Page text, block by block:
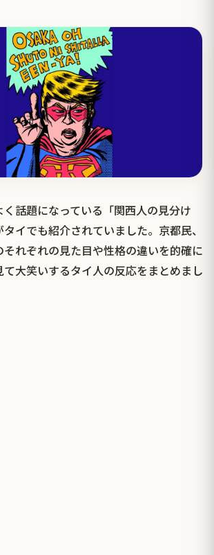
話題になっている「関西人の見分け
イでも紹介されていました。京都民、
れぞれの見た目や性格の違いを的確に
大笑いするタイ人の反応をまとめまし